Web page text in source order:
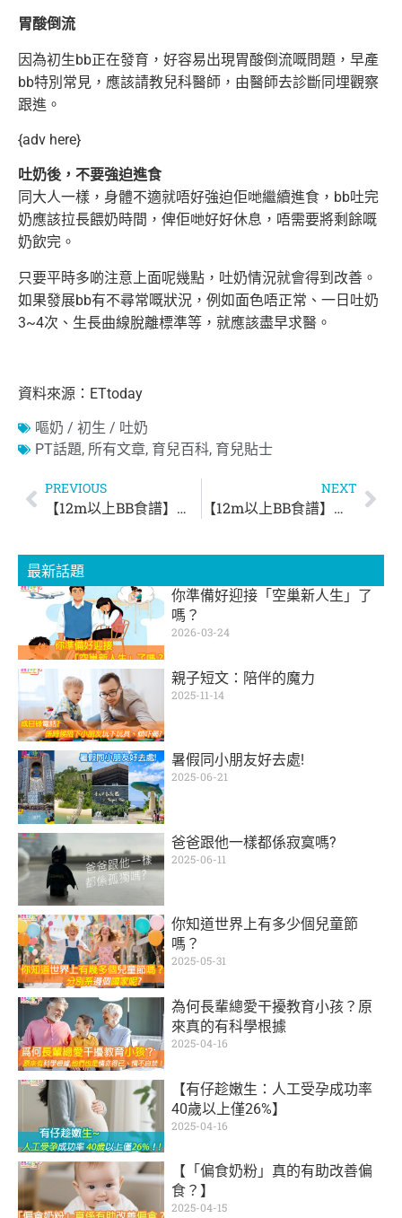
胃酸倒流
因為初生bb正在發育，好容易出現胃酸倒流嘅問題，早產
bb特別常見，應該請教兒科醫師，由醫師去診斷同埋觀察
跟進。
{adv here}
吐奶後，不要強迫進食
同大人一樣，身體不適就唔好強迫佢哋繼續進食，bb吐完
奶應該拉長餵奶時間，俾佢哋好好休息，唔需要將剩餘嘅
奶飲完。
只要平時多啲注意上面呢幾點，吐奶情況就會得到改善。
如果發展bb有不尋常嘅狀況，例如面色唔正常、一日吐奶
3~4次、生長曲線脫離標準等，就應該盡早求醫。
資料來源：ETtoday
嘔奶 / 初生 / 吐奶
PT話題, 所有文章, 育兒百科, 育兒貼士
PREVIOUS
【12m以上BB食譜】香蔥蛋多士
NEXT
【12m以上BB食譜】下午Tea一Tea 牛油果Muffin
最新話題
你準備好迎接「空巢新人生」了
嗎？
2026-03-24
親子短文：陪伴的魔力
2025-11-14
暑假同小朋友好去處!
2025-06-21
爸爸跟他一樣都係寂寞嗎?
2025-06-11
你知道世界上有多少個兒童節
嗎？
2025-05-31
為何長輩總愛干擾教育小孩？原
來真的有科學根據
2025-04-16
【有仔趁嫩生：人工受孕成功率
40歲以上僅26%】
2025-04-16
【「偏食奶粉」真的有助改善偏
食？】
2025-04-15